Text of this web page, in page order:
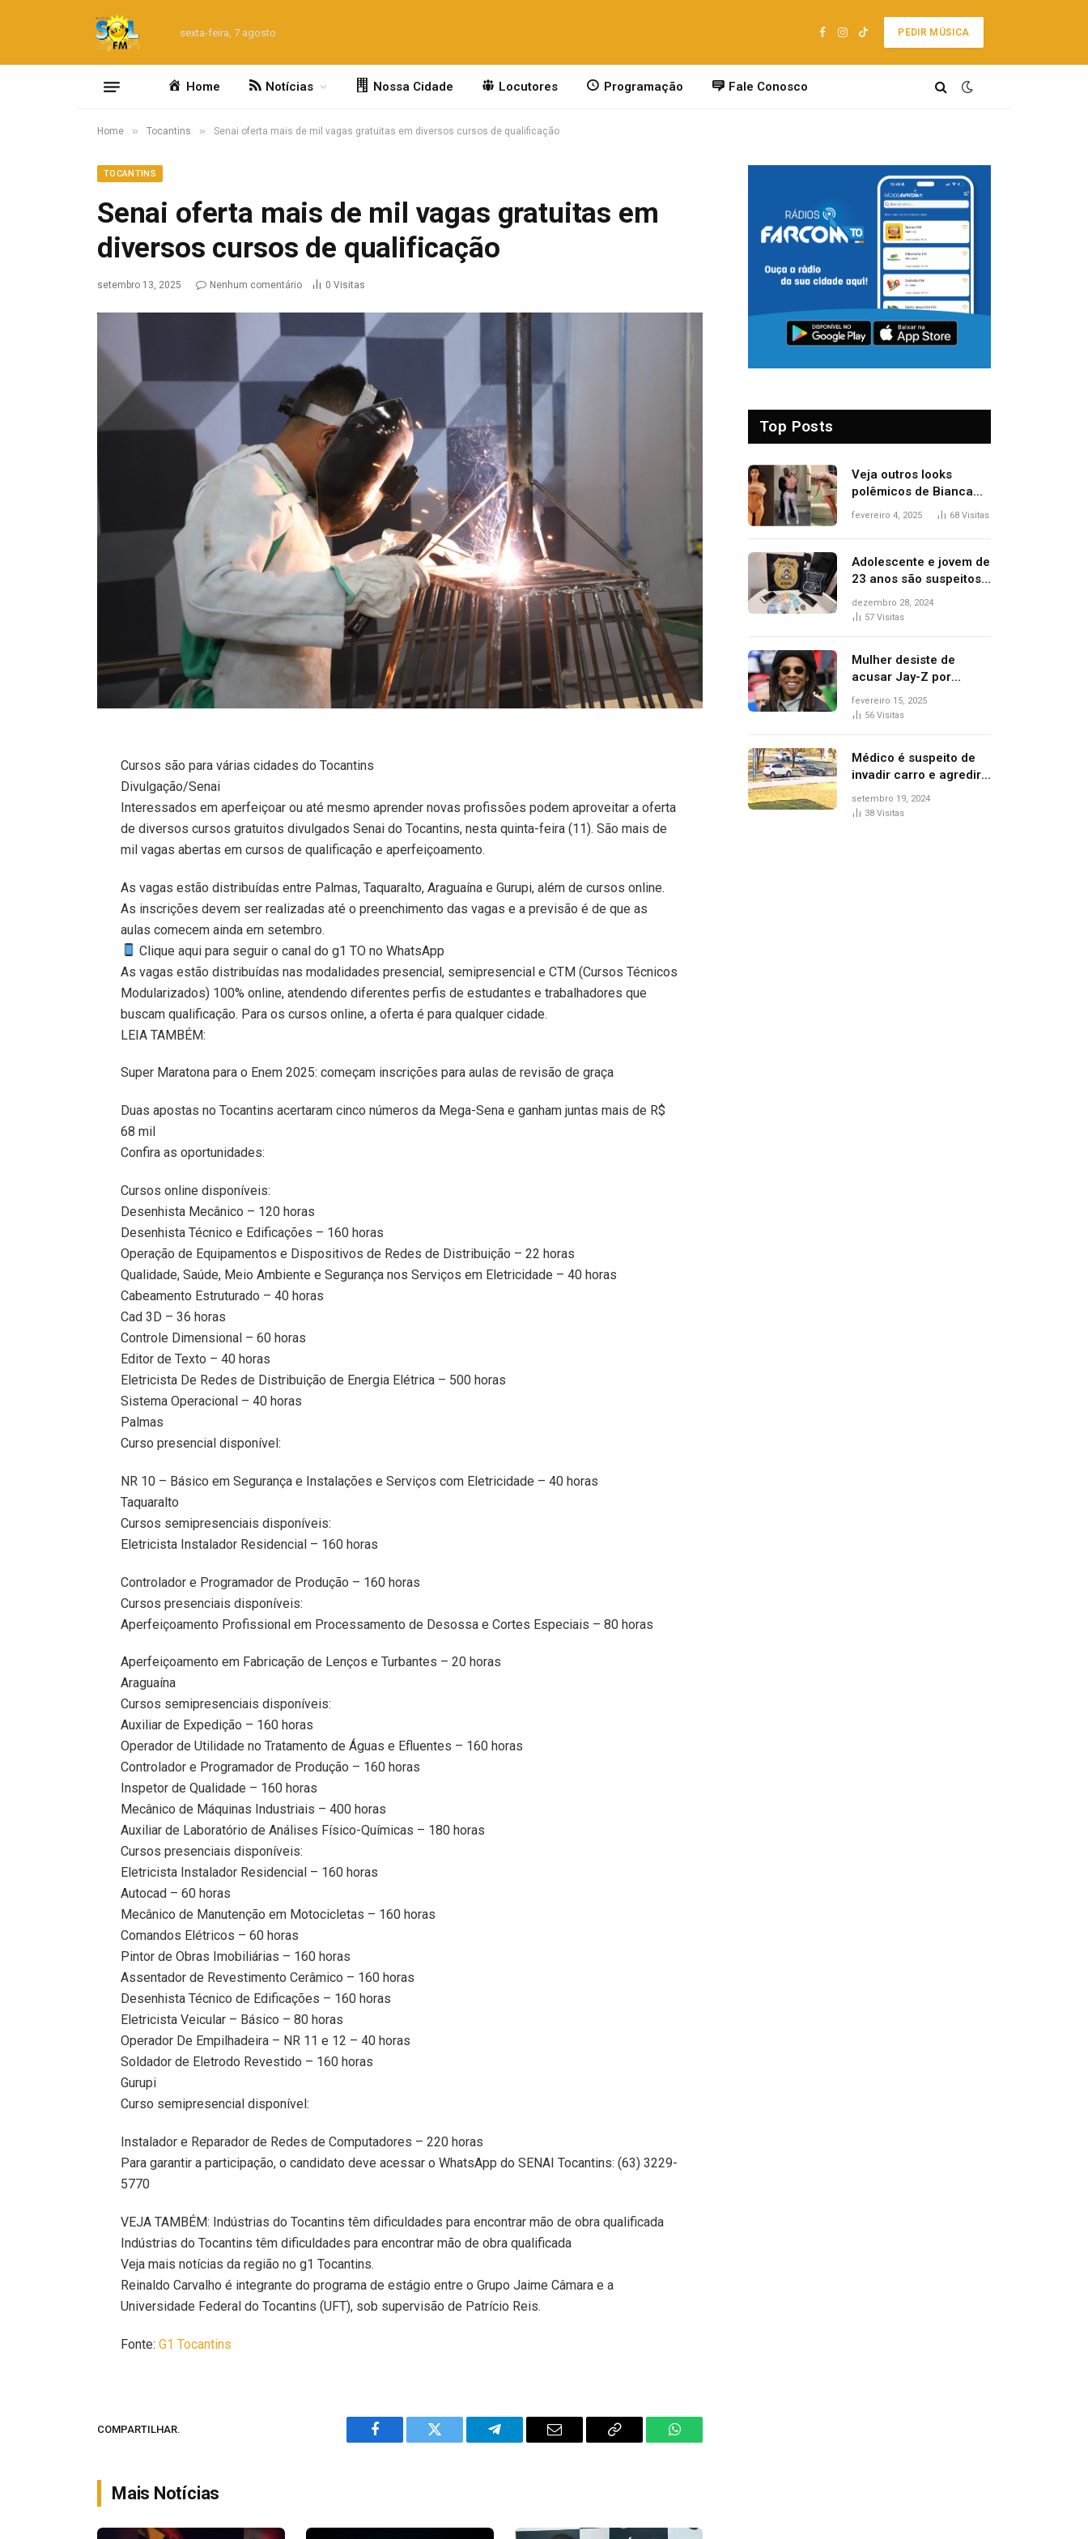
sexta-feira, 7 agosto
Facebook
Instagram
TikTok
PEDIR MÚSICA
Home Notícias Nossa Cidade Locutores Programação Fale Conosco
Home » Tocantins » Senai oferta mais de mil vagas gratuitas em diversos cursos de qualificação
TOCANTINS
Senai oferta mais de mil vagas gratuitas em
diversos cursos de qualificação
setembro 13, 2025 Nenhum comentário 0 Visitas
Cursos são para várias cidades do Tocantins
Divulgação/Senai
Interessados em aperfeiçoar ou até mesmo aprender novas profissões podem aproveitar a oferta
de diversos cursos gratuitos divulgados Senai do Tocantins, nesta quinta-feira (11). São mais de
mil vagas abertas em cursos de qualificação e aperfeiçoamento.
As vagas estão distribuídas entre Palmas, Taquaralto, Araguaína e Gurupi, além de cursos online.
As inscrições devem ser realizadas até o preenchimento das vagas e a previsão é de que as
aulas comecem ainda em setembro.
Clique aqui para seguir o canal do g1 TO no WhatsApp
As vagas estão distribuídas nas modalidades presencial, semipresencial e CTM (Cursos Técnicos
Modularizados) 100% online, atendendo diferentes perfis de estudantes e trabalhadores que
buscam qualificação. Para os cursos online, a oferta é para qualquer cidade.
LEIA TAMBÉM:
Super Maratona para o Enem 2025: começam inscrições para aulas de revisão de graça
Duas apostas no Tocantins acertaram cinco números da Mega-Sena e ganham juntas mais de R$
68 mil
Confira as oportunidades:
Cursos online disponíveis:
Desenhista Mecânico – 120 horas
Desenhista Técnico e Edificações – 160 horas
Operação de Equipamentos e Dispositivos de Redes de Distribuição – 22 horas
Qualidade, Saúde, Meio Ambiente e Segurança nos Serviços em Eletricidade – 40 horas
Cabeamento Estruturado – 40 horas
Cad 3D – 36 horas
Controle Dimensional – 60 horas
Editor de Texto – 40 horas
Eletricista De Redes de Distribuição de Energia Elétrica – 500 horas
Sistema Operacional – 40 horas
Palmas
Curso presencial disponível:
NR 10 – Básico em Segurança e Instalações e Serviços com Eletricidade – 40 horas
Taquaralto
Cursos semipresenciais disponíveis:
Eletricista Instalador Residencial – 160 horas
Controlador e Programador de Produção – 160 horas
Cursos presenciais disponíveis:
Aperfeiçoamento Profissional em Processamento de Desossa e Cortes Especiais – 80 horas
Aperfeiçoamento em Fabricação de Lenços e Turbantes – 20 horas
Araguaína
Cursos semipresenciais disponíveis:
Auxiliar de Expedição – 160 horas
Operador de Utilidade no Tratamento de Águas e Efluentes – 160 horas
Controlador e Programador de Produção – 160 horas
Inspetor de Qualidade – 160 horas
Mecânico de Máquinas Industriais – 400 horas
Auxiliar de Laboratório de Análises Físico-Químicas – 180 horas
Cursos presenciais disponíveis:
Eletricista Instalador Residencial – 160 horas
Autocad – 60 horas
Mecânico de Manutenção em Motocicletas – 160 horas
Comandos Elétricos – 60 horas
Pintor de Obras Imobiliárias – 160 horas
Assentador de Revestimento Cerâmico – 160 horas
Desenhista Técnico de Edificações – 160 horas
Eletricista Veicular – Básico – 80 horas
Operador De Empilhadeira – NR 11 e 12 – 40 horas
Soldador de Eletrodo Revestido – 160 horas
Gurupi
Curso semipresencial disponível:
Instalador e Reparador de Redes de Computadores – 220 horas
Para garantir a participação, o candidato deve acessar o WhatsApp do SENAI Tocantins: (63) 3229-
5770
VEJA TAMBÉM: Indústrias do Tocantins têm dificuldades para encontrar mão de obra qualificada
Indústrias do Tocantins têm dificuldades para encontrar mão de obra qualificada
Veja mais notícias da região no g1 Tocantins.
Reinaldo Carvalho é integrante do programa de estágio entre o Grupo Jaime Câmara e a
Universidade Federal do Tocantins (UFT), sob supervisão de Patrício Reis.
Fonte:G1 Tocantins
COMPARTILHAR.
Facebook Twitter Telegram Email
Copy
WhatsApp
Mais Notícias
Top Posts
Veja outros looks
polêmicos de Bianca
Censori, esposa de
Grammy 2025
fevereiro 4, 2025 68 Visitas
Adolescente e jovem de
23 anos são suspeitos
de vender drogas
próximo de delegacia e
dezembro 28, 2024
57 Visitas
Mulher desiste de
acusar Jay-Z por
estupro, diz revista
fevereiro 15, 2025
56 Visitas
Médico é suspeito de
invadir carro e agredir
delegado aposentado
durante confusão no
setembro 19, 2024
38 Visitas